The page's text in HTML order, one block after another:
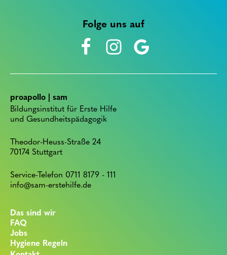
Folge uns auf
proapollo | sam
Bildungsinstitut für Erste Hilfe
und Gesundheitspädagogik
Theodor-Heuss-Straße 24
70174 Stuttgart
Service-Telefon 0711 8179 - 111
info@sam-erstehilfe.de
Das sind wir
FAQ
Jobs
Hygiene Regeln